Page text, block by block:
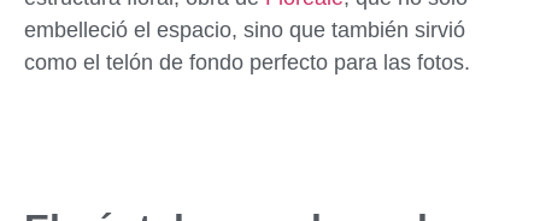
embelleció el espacio, sino que también sirvió
como el telón de fondo perfecto para las fotos.